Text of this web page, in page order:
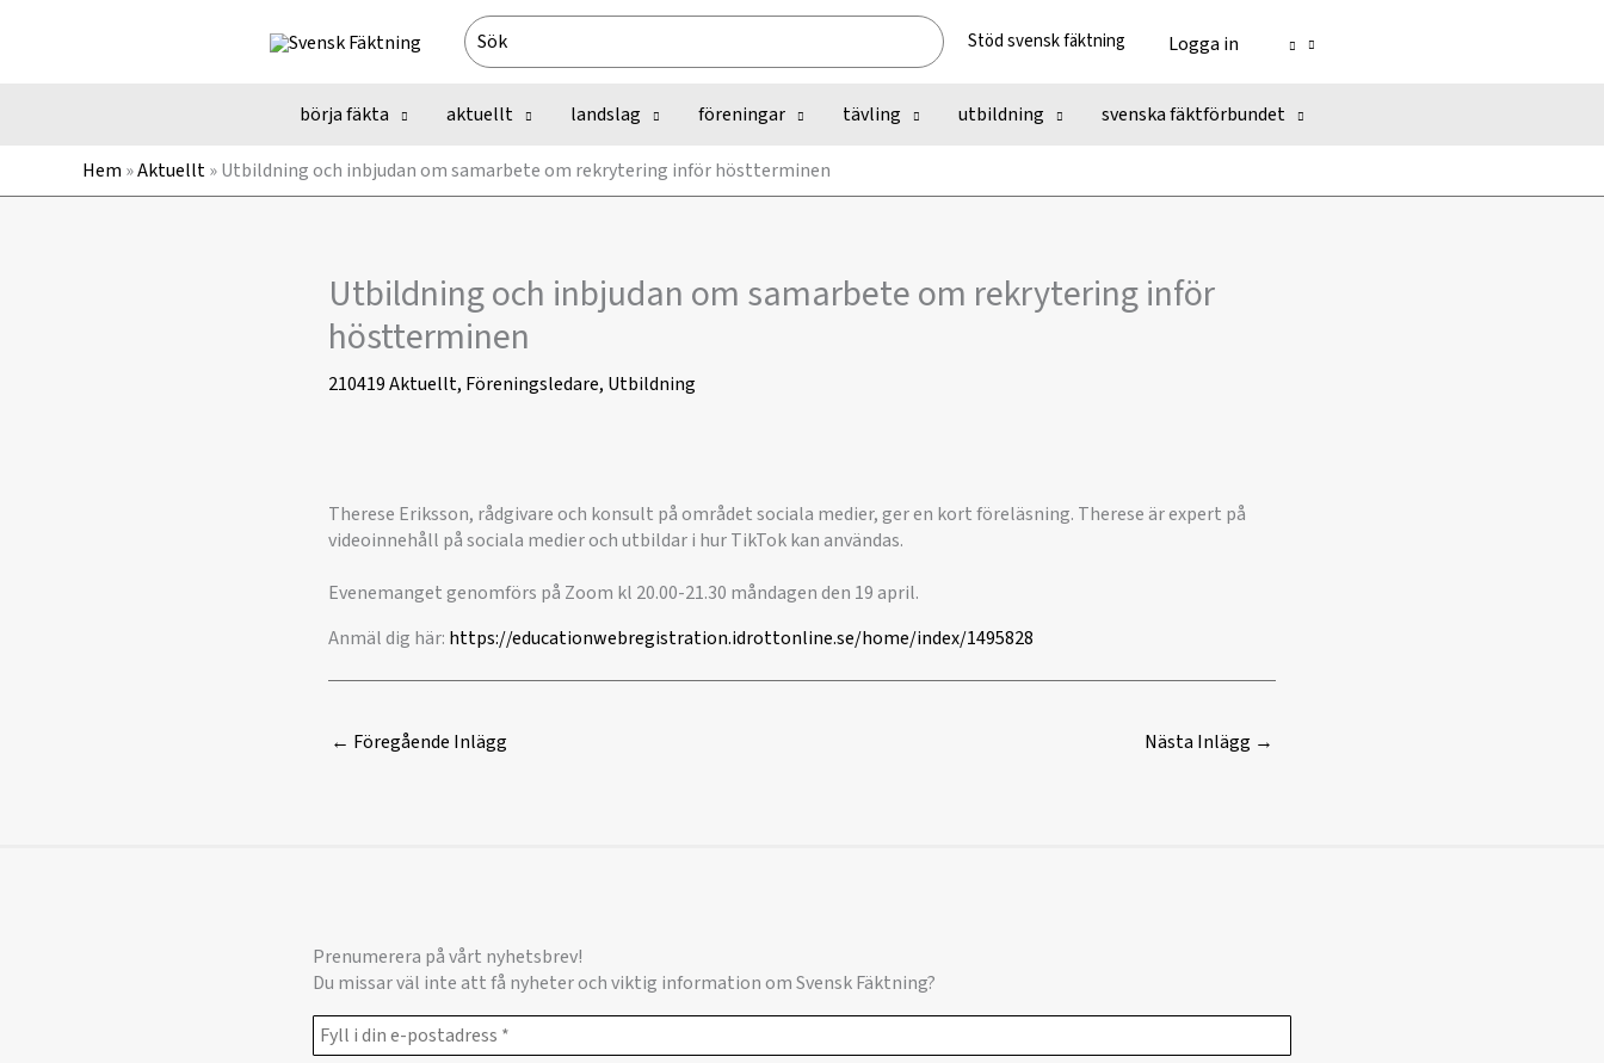
Search
for:
Stöd svensk fäktning Logga in
börja fäkta aktuellt landslag föreningar tävling utbildning svenska fäktförbundet
Hem »Aktuellt»Utbildning och inbjudan om samarbete om rekrytering inför höstterminen
Utbildning och inbjudan om samarbete om rekrytering inför
höstterminen
210419Aktuellt, Föreningsledare, Utbildning
Therese Eriksson, rådgivare och konsult på området sociala medier, ger en kort föreläsning. Therese är expert på
videoinnehåll på sociala medier och utbildar i hur TikTok kan användas.
Evenemanget genomförs på Zoom kl 20.00-21.30 måndagen den 19 april.
Anmäl dig här: https://educationwebregistration.idrottonline.se/home/index/1495828
← Föregående Inlägg Nästa Inlägg →
Prenumerera på vårt nyhetsbrev!
Du missar väl inte att få nyheter och viktig information om Svensk Fäktning?